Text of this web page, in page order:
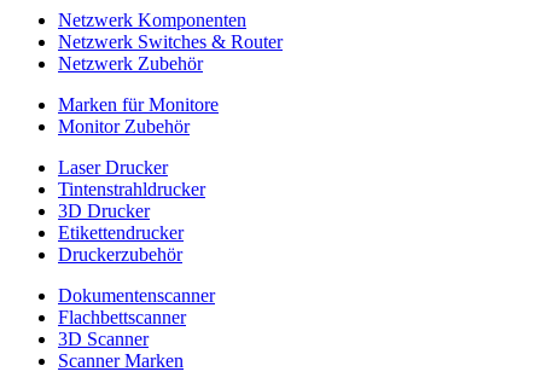
Netzwerk Komponenten
Netzwerk Switches & Router
Netzwerk Zubehör
Marken für Monitore
Monitor Zubehör
Laser Drucker
Tintenstrahldrucker
3D Drucker
Etikettendrucker
Druckerzubehör
Dokumentenscanner
Flachbettscanner
3D Scanner
Scanner Marken